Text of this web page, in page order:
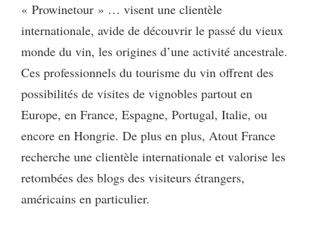
« Prowinetour » … visent une clientèle
internationale, avide de découvrir le passé du vieux
monde du vin, les origines d’une activité ancestrale.
Ces professionnels du tourisme du vin offrent des
possibilités de visites de vignobles partout en
Europe, en France, Espagne, Portugal, Italie, ou
encore en Hongrie. De plus en plus, Atout France
recherche une clientèle internationale et valorise les
retombées des blogs des visiteurs étrangers,
américains en particulier.